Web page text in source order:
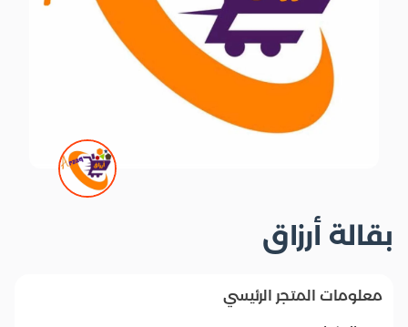
بقالة أرزاق
معلومات المتجر الرئيسي